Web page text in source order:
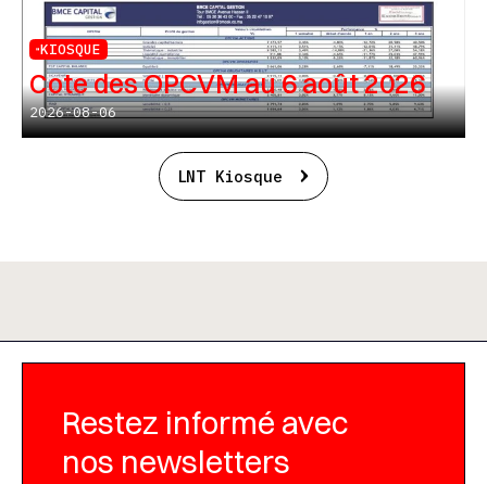
KIOSQUE
Cote des OPCVM au 6 août 2026
2026-08-06
LNT Kiosque
Restez informé avec
nos newsletters